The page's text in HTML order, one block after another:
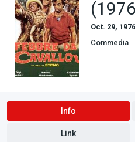
Oct. 29, 1976
Commedia
Info
Link